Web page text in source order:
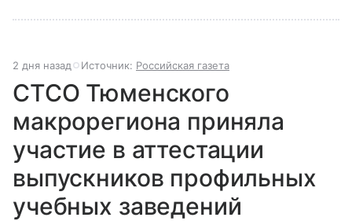
2 дня назад Источник: Российская газета
СТСО Тюменского
макрорегиона приняла
участие в аттестации
выпускников профильных
учебных заведений